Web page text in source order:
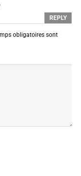
REPLY
obligatoires sont